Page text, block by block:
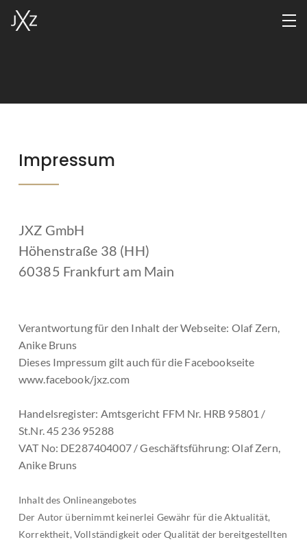
Contact
Impressum
JXZ GmbH
Höhenstraße 38 (HH)
60385 Frankfurt am Main
Verantwortung für den Inhalt der Webseite: Olaf Zern,
Anike Bruns
Dieses Impressum gilt auch für die Facebookseite
www.facebook/jxz.com
Handelsregister: Amtsgericht FFM Nr. HRB 95801 /
St.Nr. 45 236 95288
VAT No: DE287404007 / Geschäftsführung: Olaf Zern,
Anike Bruns
Inhalt des Onlineangebotes
Der Autor übernimmt keinerlei Gewähr für die Aktualität,
Korrektheit, Vollständigkeit oder Qualität der bereitgestellten